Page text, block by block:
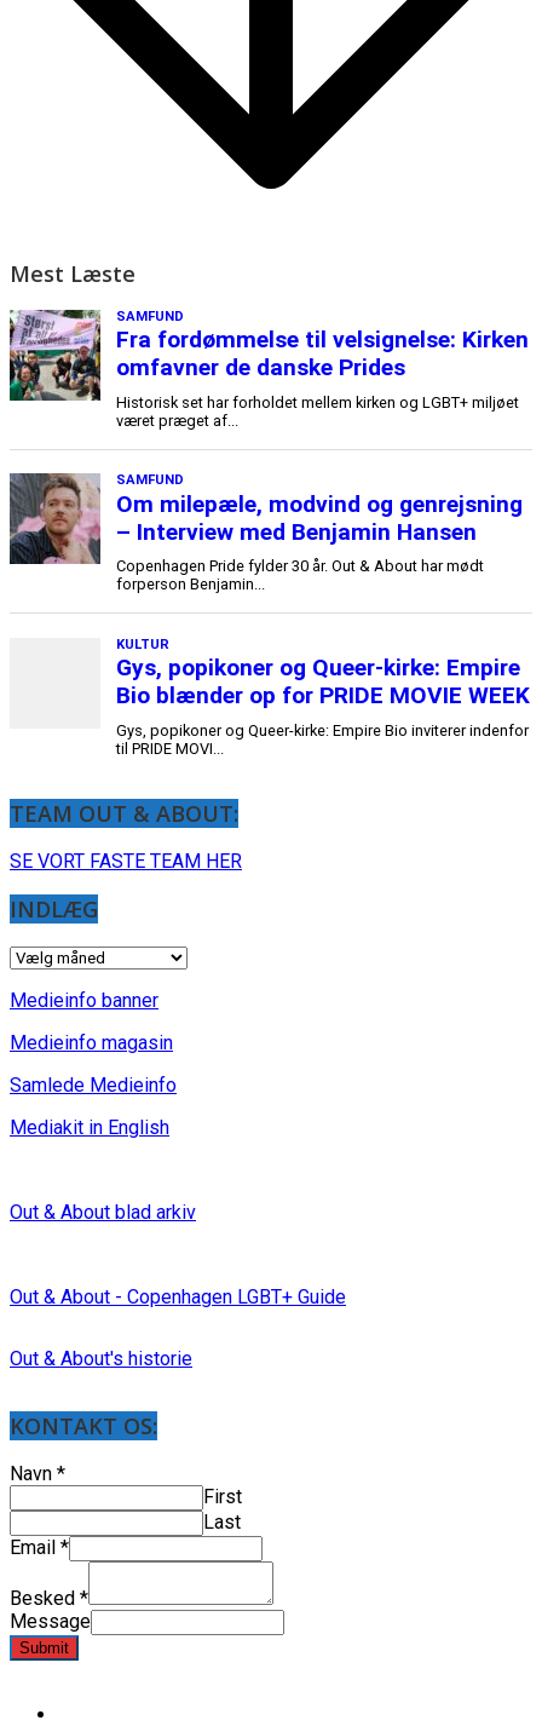
Mest Læste
TEAM OUT & ABOUT:
SE VORT FASTE TEAM HER
INDLÆG
INDLÆG
Medieinfo banner
Medieinfo magasin
Samlede Medieinfo
Mediakit in English
Out & About blad arkiv
Out & About - Copenhagen LGBT+ Guide
Out & About's historie
KONTAKT OS:
Navn *
First
Last
Email *
Besked *
Message
Submit